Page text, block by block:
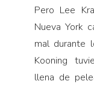
Pero Lee
Nueva York
mal durante
Kooning
llena de